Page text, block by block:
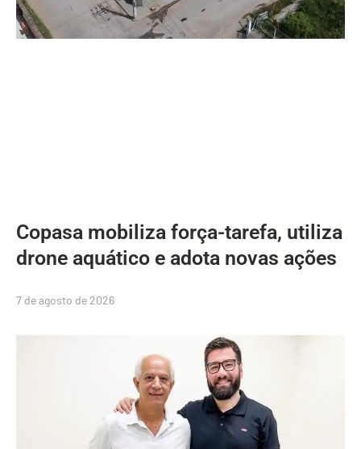
Copasa mobiliza força-tarefa, utiliza
drone aquático e adota novas ações
7 de agosto de 2026